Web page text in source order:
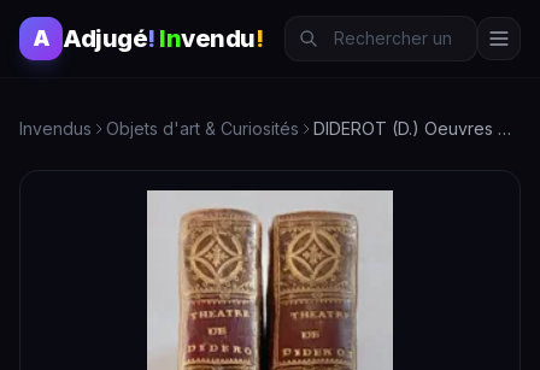
A Adjugé! Invendu!
Invendus Objets d'art & Curiosités DIDEROT (D.) Oeuvres de Théatre de M. Diderot, avec un disco…